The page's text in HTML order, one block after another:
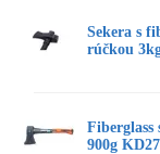
Sekera s
rúčkou
Fiberglass
900g